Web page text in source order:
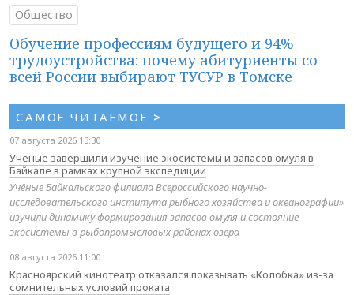
Общество
Обучение профессиям будущего и 94%
трудоустройства: почему абитуриенты со
всей России выбирают ТУСУР в Томске
САМОЕ ЧИТАЕМОЕ >
07 августа 2026 13:30
Учёные завершили изучение экосистемы и запасов омуля в
Байкале в рамках крупной экспедиции
Учёные Байкальского филиала Всероссийского научно-
исследовательского института рыбного хозяйства и океанографии»
изучили динамику формирования запасов омуля и состояние
экосистемы в рыбопромысловых районах озера
08 августа 2026 11:00
Красноярский кинотеатр отказался показывать «Колобка» из-за
сомнительных условий проката